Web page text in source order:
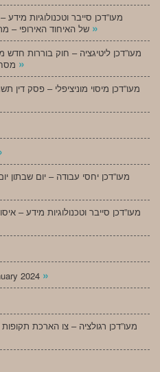
מעו”דכן סייבר וטכנולוגיות
»
מעו”דכן ליטיגציה – חוק בוררות
»
מעו”דכן מיסוי מוניציפלי – פסק דין
מעו”דכן יחסי עבודה – יום שבתון
מעו”דכן סייבר וטכנולוגיות מידע –
2024 »